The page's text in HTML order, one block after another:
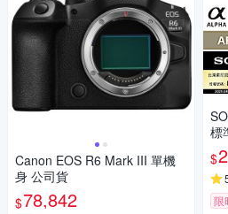
Canon EOS R6 Mark III 單機
身 公司貨
$78,842
SONY ZV-
標
$
限